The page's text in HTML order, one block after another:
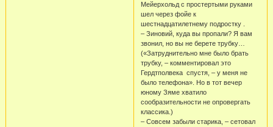
Мейерхольд с простертыми руками
шел через фойе к
шестнадцатилетнему подростку .
– Зиновий, куда вы пропали? Я вам
звонил, но вы не берете трубку…
(«Затруднительно мне было брать
трубку, – комментировал это
Гердтполвека спустя, – у меня не
было телефона». Но в тот вечер
юному Зяме хватило
сообразительности не опровергать
классика.)
– Совсем забыли старика, – сетовал